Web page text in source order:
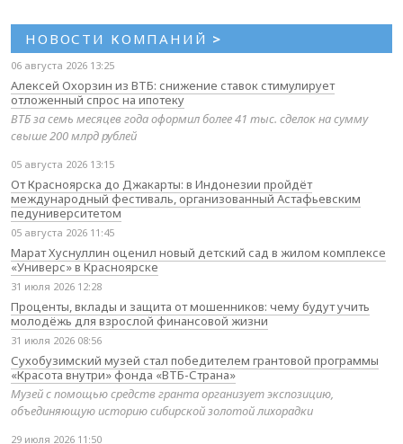
НОВОСТИ КОМПАНИЙ >
06 августа 2026 13:25
Алексей Охорзин из ВТБ: снижение ставок стимулирует
отложенный спрос на ипотеку
ВТБ за семь месяцев года оформил более 41 тыс. сделок на сумму
свыше 200 млрд рублей
05 августа 2026 13:15
От Красноярска до Джакарты: в Индонезии пройдёт
международный фестиваль, организованный Астафьевским
педуниверситетом
05 августа 2026 11:45
Марат Хуснуллин оценил новый детский сад в жилом комплексе
«Универс» в Красноярске
31 июля 2026 12:28
Проценты, вклады и защита от мошенников: чему будут учить
молодёжь для взрослой финансовой жизни
31 июля 2026 08:56
Сухобузимский музей стал победителем грантовой программы
«Красота внутри» фонда «ВТБ-Страна»
Музей с помощью средств гранта организует экспозицию,
объединяющую историю сибирской золотой лихорадки
29 июля 2026 11:50